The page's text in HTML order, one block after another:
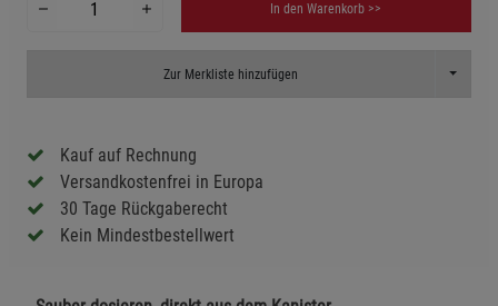
In den Warenkorb >>
Zur Merkliste hinzufügen Toggle
Kauf auf Rechnung
Versandkostenfrei in Europa
30 Tage Rückgaberecht
Kein Mindestbestellwert